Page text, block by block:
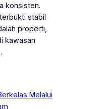
konsisten.
stabil
properti,
kawasan